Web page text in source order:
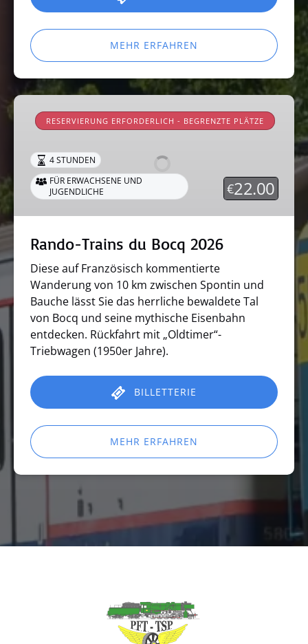
MEHR ERFAHREN
Rando-
Trains
Bocq
2026
RESERVIERUNG ERFORDERLICH - BEGRENZTE PLÄTZE
€22.00
4 STUNDEN
FÜR ERWACHSENE UND
JUGENDLICHE
Rando-Trains du Bocq 2026
Diese auf Französisch kommentierte
Wanderung von 10 km zwischen Spontin und
Bauche lässt Sie das herrliche bewaldete Tal
von Bocq und seine mythische Eisenbahn
entdecken. Rückfahrt mit „Oldtimer“-
Triebwagen (1950er Jahre).
BILLETTERIE
MEHR ERFAHREN